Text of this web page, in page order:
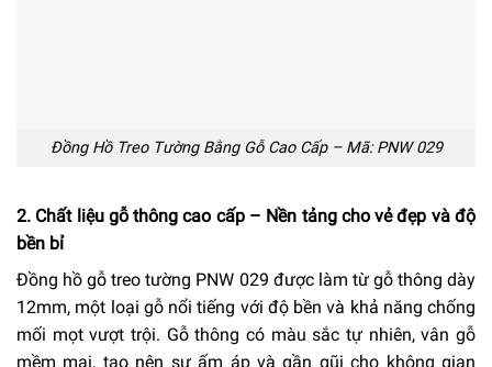
Đồng Hồ Treo Tường Bằng Gỗ Cao Cấp – Mã: PNW 029
2. Chất liệu gỗ thông cao cấp – Nền tảng cho vẻ đẹp và độ
bền bỉ
Đồng hồ gỗ treo tường PNW 029 được làm từ gỗ thông dày
12mm, một loại gỗ nổi tiếng với độ bền và khả năng chống
mối mọt vượt trội. Gỗ thông có màu sắc tự nhiên, vân gỗ
mềm mại, tạo nên sự ấm áp và gần gũi cho không gian